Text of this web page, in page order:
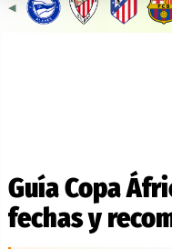
◀︎
Guía Copa
fechas y